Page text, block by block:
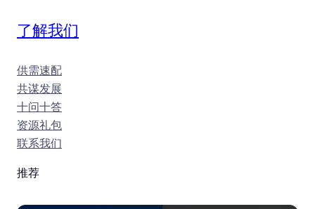
了解我们
供需速配
共谋发展
十问十答
资源礼包
联系我们
推荐